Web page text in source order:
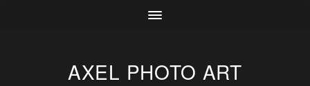
AXEL PHOTO ART